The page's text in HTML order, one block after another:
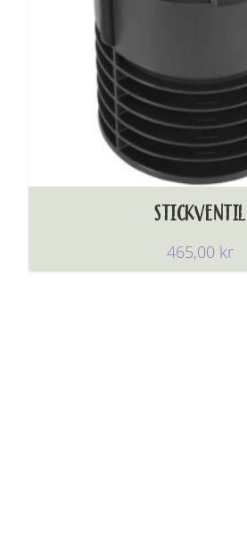
STICKVENTIL
465,00 kr